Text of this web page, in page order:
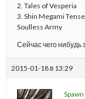
2. Tales of Vesperia
3. Shin Megami
Soulless Army
Сейчас чего нибудь
2015-01-18 в 13:29
Spawn